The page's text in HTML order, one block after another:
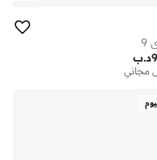
د.ب
مجاني